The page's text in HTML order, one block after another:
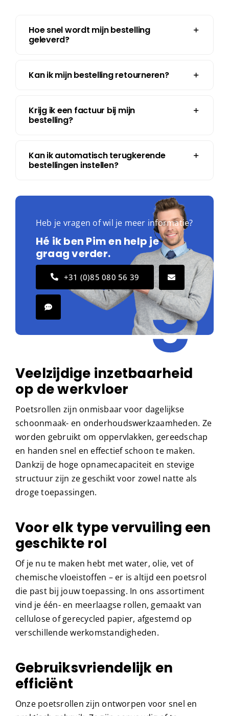
Hoe snel wordt mijn bestelling
geleverd?
Kan ik mijn bestelling retourneren?
Krijg ik een factuur bij mijn
bestelling?
Kan ik automatisch terugkerende
bestellingen instellen?
Heb je vragen of wil je meer informatie?
Hé ik ben Pim en help je
graag verder.
+31 (0)85 080 56 39
Veelzijdige inzetbaarheid
op de werkvloer
Poetsrollen zijn onmisbaar voor dagelijkse
schoonmaak- en onderhoudswerkzaamheden. Ze
worden gebruikt om oppervlakken, gereedschap
en handen snel en effectief schoon te maken.
Dankzij de hoge opnamecapaciteit en stevige
structuur zijn ze geschikt voor zowel natte als
droge toepassingen.
Voor elk type vervuiling een
geschikte rol
Of je nu te maken hebt met water, olie, vet of
chemische vloeistoffen – er is altijd een poetsrol
die past bij jouw toepassing. In ons assortiment
vind je één- en meerlaagse rollen, gemaakt van
cellulose of gerecycled papier, afgestemd op
verschillende werkomstandigheden.
Gebruiksvriendelijk en
efficiënt
Onze poetsrollen zijn ontworpen voor snel en